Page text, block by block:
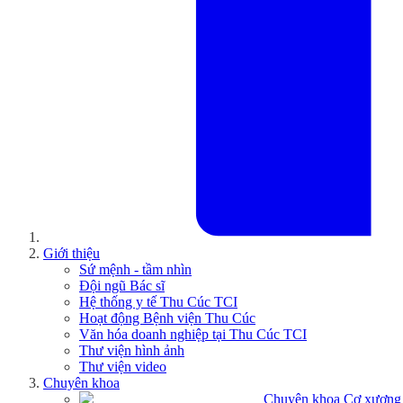
Giới thiệu
Sứ mệnh - tầm nhìn
Đội ngũ Bác sĩ
Hệ thống y tế Thu Cúc TCI
Hoạt động Bệnh viện Thu Cúc
Văn hóa doanh nghiệp tại Thu Cúc TCI
Thư viện hình ảnh
Thư viện video
Chuyên khoa
Chuyên khoa Cơ